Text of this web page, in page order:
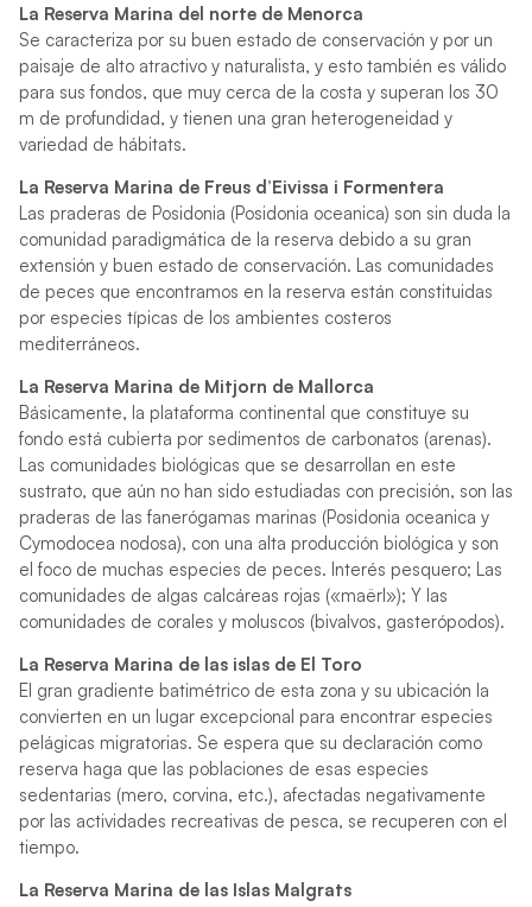
La Reserva Marina del norte de Menorca
Se caracteriza por su buen estado de conservación y por un
paisaje de alto atractivo y naturalista, y esto también es válido
para sus fondos, que muy cerca de la costa y superan los 30
m de profundidad, y tienen una gran heterogeneidad y
variedad de hábitats.
La Reserva Marina de Freus d’Eivissa i Formentera
Las praderas de Posidonia (Posidonia oceanica) son sin duda la
comunidad paradigmática de la reserva debido a su gran
extensión y buen estado de conservación. Las comunidades
de peces que encontramos en la reserva están constituidas
por especies típicas de los ambientes costeros
mediterráneos.
La Reserva Marina de Mitjorn de Mallorca
Básicamente, la plataforma continental que constituye su
fondo está cubierta por sedimentos de carbonatos (arenas).
Las comunidades biológicas que se desarrollan en este
sustrato, que aún no han sido estudiadas con precisión, son las
praderas de las fanerógamas marinas (Posidonia oceanica y
Cymodocea nodosa), con una alta producción biológica y son
el foco de muchas especies de peces. Interés pesquero; Las
comunidades de algas calcáreas rojas («maërl»); Y las
comunidades de corales y moluscos (bivalvos, gasterópodos).
La Reserva Marina de las islas de El Toro
El gran gradiente batimétrico de esta zona y su ubicación la
convierten en un lugar excepcional para encontrar especies
pelágicas migratorias. Se espera que su declaración como
reserva haga que las poblaciones de esas especies
sedentarias (mero, corvina, etc.), afectadas negativamente
por las actividades recreativas de pesca, se recuperen con el
tiempo.
La Reserva Marina de las Islas Malgrats